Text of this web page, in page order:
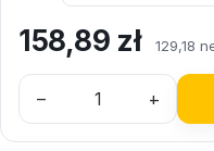
158,89 zł 129,18
– +